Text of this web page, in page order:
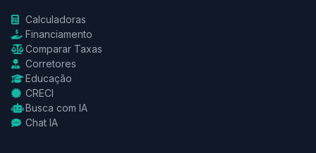
Calculadoras
Financiamento
Comparar Taxas
Corretores
Educação
CRECI
Busca com IA
Chat IA